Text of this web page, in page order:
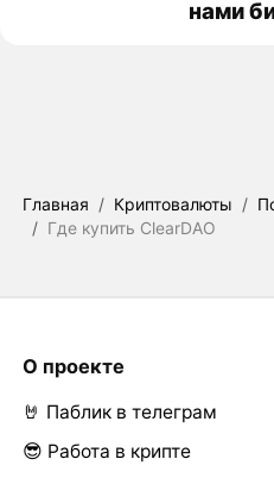
нами
Главная / Криптовалюты /
/ Где купить ClearDAO
О проекте
🤘 Паблик в телеграм
😎 Работа в крипте